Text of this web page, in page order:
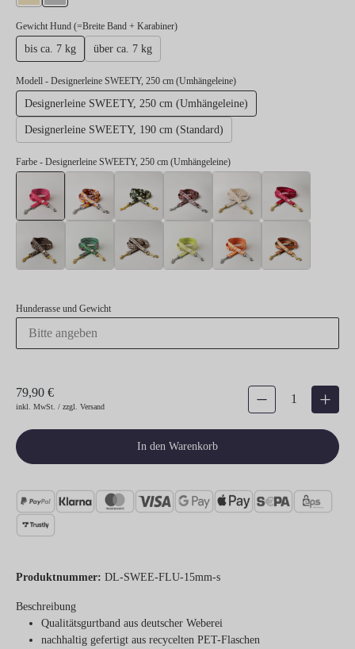
Gewicht Hund (=Breite Band + Karabiner)auswählen
bis ca. 7 kg über ca. 7 kg
Modell - Designerleine SWEETY, 250 cm (Umhängeleine)
Designerleine SWEETY, 250 cm (Umhängeleine)
Designerleine SWEETY, 190 cm (Standard)
Farbe - Designerleine SWEETY, 250 cm (Umhängeleine)
Hunderasse und Gewicht
79,90 €
inkl. MwSt. / zzgl. Versand
Produkt Anzahl: Gib den
In den Warenkorb
Produktnummer: DL-SWEE-FLU-15mm-s
Beschreibung
Qualitätsgurtband aus deutscher Weberei
nachhaltig gefertigt aus recycelten PET-Flaschen